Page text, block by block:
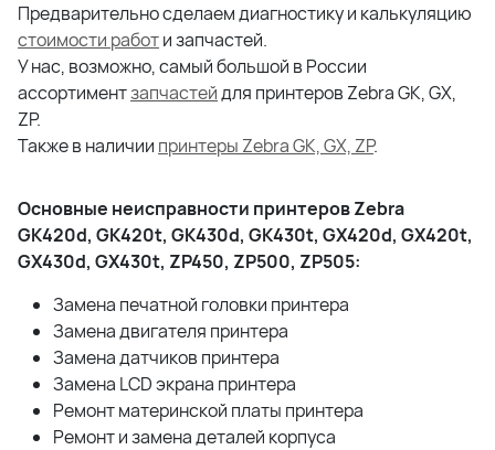
Предварительно сделаем диагностику и калькуляцию
стоимости работи запчастей.
У нас, возможно, самый большой в России
ассортиментзапчастейдля принтеров Zebra GK, GX,
ZP.
Также в наличии принтеры Zebra GK, GX, ZP.
Основные неисправности принтеров Zebra
GK420d, GK420t, GK430d, GK430t, GX420d, GX420t,
GX430d, GX430t, ZP450, ZP500, ZP505:
Замена печатной головки принтера
Замена двигателя принтера
Замена датчиков принтера
Замена LCD экрана принтера
Ремонт материнской платы принтера
Ремонт и замена деталей корпуса